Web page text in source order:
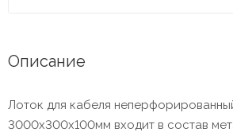
Описание
Лоток для кабеля
3000х300х100мм входит в состав